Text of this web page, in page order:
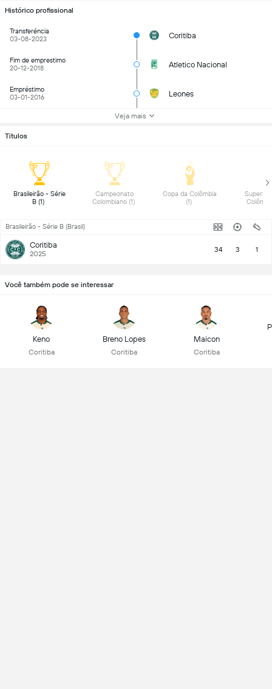
Histórico profissional
Transferéncia
03-08-2023
Coritiba
Fim de emprestimo
20-12-2018
Atletico Nacional
Empréstimo
03-01-2016
Leones
Veja mais
Titulos
Brasileirão - Série
Campeonato
Copa da Colômbia
Brasileirão - Série B (Brasil)
Coritiba
2025 34 3 1
Você também pode se interessar
Keno
Coritiba
Breno Lopes
Coritiba
Maicon
Coritiba